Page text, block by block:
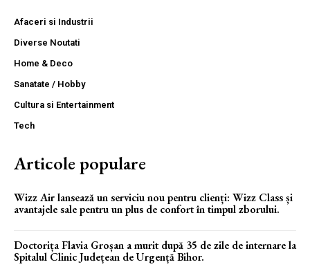
Afaceri si Industrii
Diverse Noutati
Home & Deco
Sanatate / Hobby
Cultura si Entertainment
Tech
Articole populare
Wizz Air lansează un serviciu nou pentru clienți: Wizz Class și
avantajele sale pentru un plus de confort în timpul zborului.
Doctorița Flavia Groșan a murit după 35 de zile de internare la
Spitalul Clinic Județean de Urgență Bihor.